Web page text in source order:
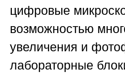
цифровые
возможностью
увеличения и
лабораторные